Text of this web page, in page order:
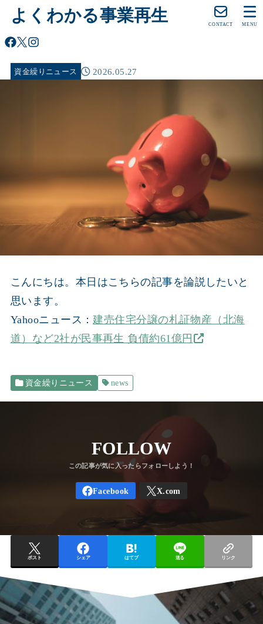
よくわかる事業再生 CONTACT MENU
資金繰りニュース 2026.05.27
こんにちは。本日はこちらの記事を論説したいと
思います。
Yahooニュース：建売住宅分譲の札証物産（北海
道）など2社が民事再生 負債約61億円
資金繰りニュース news
FOLLOW
ポスト シェア はてブ 送る リンク